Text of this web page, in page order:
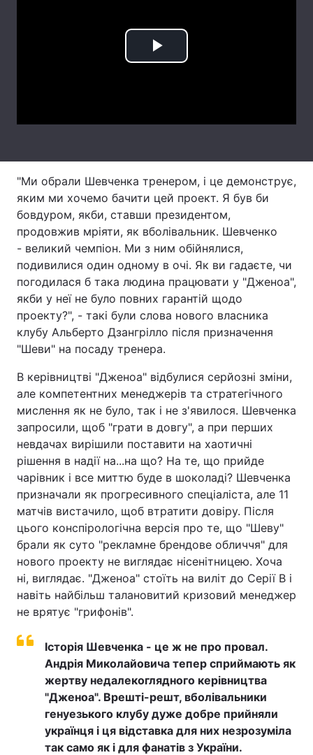
Інциденти
Лонгріди
Відео з Youtube Статті
Інтерв'ю Думки
Архів Вакансії
Контакти
Послуги
Тема оформлення
Play
"Ми обрали Шевченка тренером, і це демонструє,
яким ми хочемо бачити цей проект. Я був би
бовдуром, якби, ставши президентом,
продовжив мріяти, як вболівальник. Шевченко
- великий чемпіон. Ми з ним обійнялися,
подивилися один одному в очі. Як ви гадаєте, чи
погодилася б така людина працювати у "Дженоа",
якби у неї не було повних гарантій щодо
проекту?", - такі були слова нового власника
клубу Альберто Дзангрілло після призначення
"Шеви" на посаду тренера.
В керівництві "Дженоа" відбулися серйозні зміни,
але компетентних менеджерів та стратегічного
мислення як не було, так і не з'явилося. Шевченка
запросили, щоб "грати в довгу", а при перших
невдачах вирішили поставити на хаотичні
рішення в надії на...на що? На те, що прийде
чарівник і все миттю буде в шоколаді? Шевченка
призначали як прогресивного спеціаліста, але 11
матчів вистачило, щоб втратити довіру. Після
цього конспірологічна версія про те, що "Шеву"
брали як суто "рекламне брендове обличчя" для
нового проекту не виглядає нісенітницею. Хоча
ні, виглядає. "Дженоа" стоїть на виліт до Серії В і
навіть найбільш талановитий кризовий менеджер
не врятує "грифонів".
Історія Шевченка - це ж не про провал.
Андрія Миколайовича тепер сприймають як
жертву недалекоглядного керівництва
"Дженоа". Врешті-решт, вболівальники
генуезького клубу дуже добре прийняли
українця і ця відставка для них незрозуміла
так само як і для фанатів з України.